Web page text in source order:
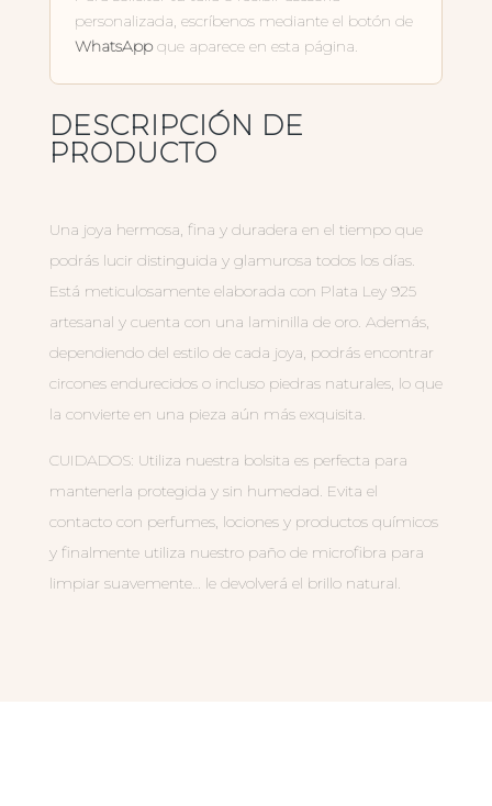
personalizada, escríbenos mediante el botón de
WhatsAppque aparece en esta página.
DESCRIPCIÓN DE
PRODUCTO
Una joya hermosa, fina y duradera en el tiempo que
podrás lucir distinguida y glamurosa todos los días.
Está meticulosamente elaborada con Plata Ley 925
artesanal y cuenta con una laminilla de oro. Además,
dependiendo del estilo de cada joya, podrás encontrar
circones endurecidos o incluso piedras naturales, lo que
la convierte en una pieza aún más exquisita.
CUIDADOS: Utiliza nuestra bolsita es perfecta para
mantenerla protegida y sin humedad. Evita el
contacto con perfumes, lociones y productos químicos
y finalmente utiliza nuestro paño de microfibra para
limpiar suavemente… le devolverá el brillo natural.